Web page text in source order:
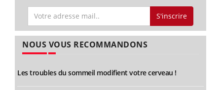
S'inscrire
NOUS VOUS RECOMMANDONS
Les troubles du sommeil modifient votre cerveau !